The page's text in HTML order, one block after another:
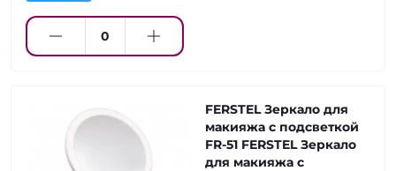
FERSTEL Зеркало для
макияжа с подсветкой
FR-51 FERSTEL Зеркало
для макияжа с